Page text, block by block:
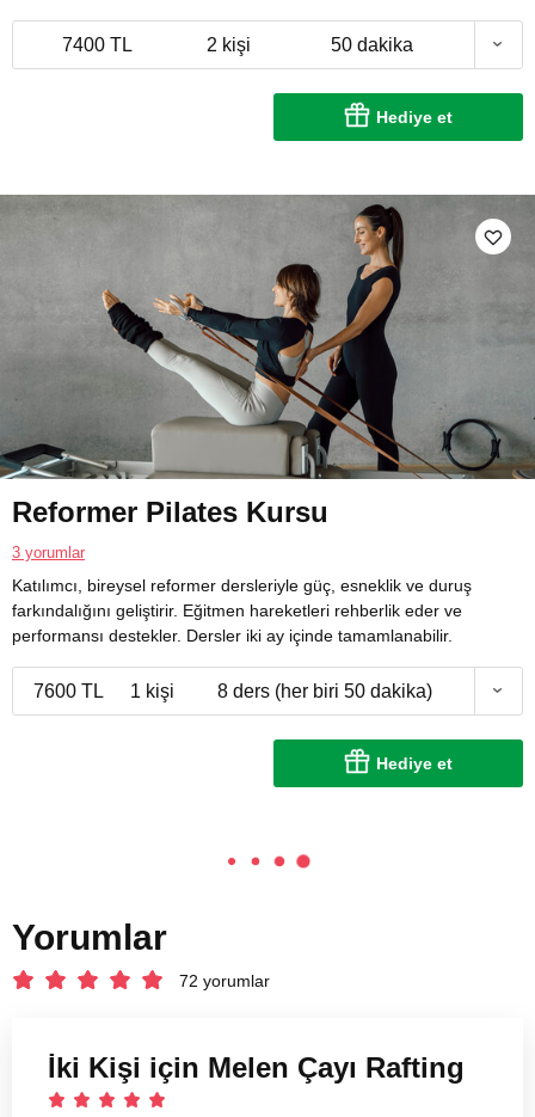
7400 TL 2 kişi 50 dakika
Hediye et
Reformer Pilates Kursu
3 yorumlar
Katılımcı, bireysel reformer dersleriyle güç, esneklik ve duruş
farkındalığını geliştirir. Eğitmen hareketleri rehberlik eder ve
performansı destekler. Dersler iki ay içinde tamamlanabilir.
7600 TL 1 kişi 8 ders (her biri 50 dakika)
Hediye et
Yorumlar
72 yorumlar
İki Kişi için Melen Çayı Rafting